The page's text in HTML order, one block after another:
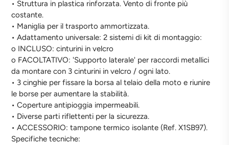
• Struttura in plastica rinforzata. Vento di fronte più
costante.
• Maniglia per il trasporto ammortizzata.
• Adattamento universale: 2 sistemi di kit di montaggio:
o INCLUSO: cinturini in velcro
o FACOLTATIVO: 'Supporto laterale' per raccordi metallici
da montare con 3 cinturini in velcro / ogni lato.
• 3 cinghie per fissare la borsa al telaio della moto e riunire
le borse per aumentare la stabilità.
• Coperture antipioggia impermeabili.
• Diverse parti riflettenti per la sicurezza.
• ACCESSORIO: tampone termico isolante (Ref. X1SB97).
Specifiche tecniche: